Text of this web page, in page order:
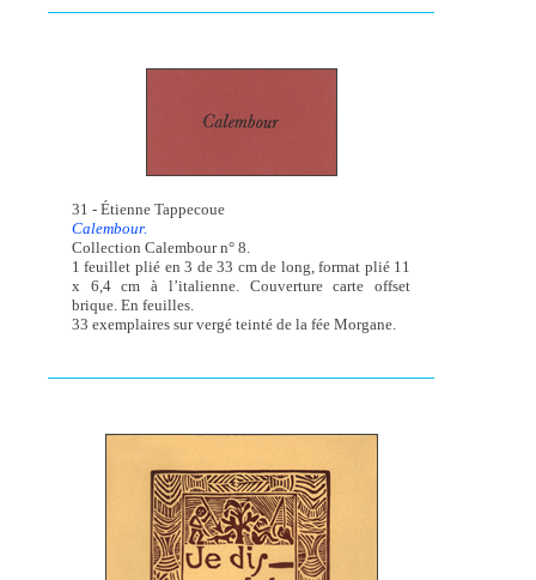
31 - Étienne Tappecoue
Calembour.
Collection Calembour n° 8.
1 feuillet plié en 3 de 33 cm de long, format plié 11
x 6,4 cm à l’italienne. Couverture carte offset
brique. En feuilles.
33 exemplaires sur vergé teinté de la fée Morgane.